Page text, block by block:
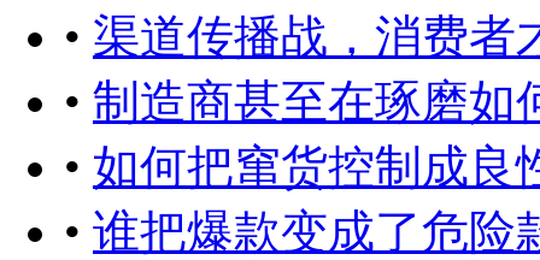
• 渠道传播战，消费者
• 制造商甚至在琢磨如
• 如何把窜货控制成良
• 谁把爆款变成了危险